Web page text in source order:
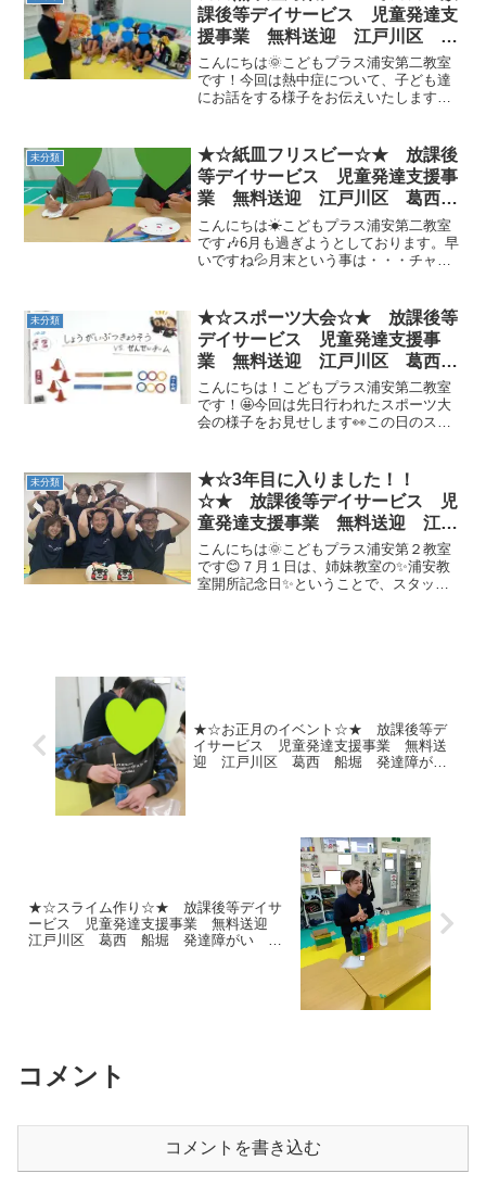
課後等デイサービス 児童発達支
援事業 無料送迎 江戸川区 葛
西 船堀 発達障がい 運動療
育 放デイ 児発 ADHD 自閉
症
こんにちは🌞こどもプラス浦安第二教室
です！今回は熱中症について、子ども達
にお話をする様子をお伝えいたします
や教室の温度管理などの様々な熱中症対
策をしております。今回...
未分類
★☆紙皿フリスビー☆★ 放課後
等デイサービス 児童発達支援事
業 無料送迎 江戸川区 葛西
船堀 発達障がい 運動療育 放
デイ 児発 ADHD 自閉症
こんにちは☀こどもプラス浦安第二教室
です🎶6月も過ぎようとしております。早
いですね💦月末という事は・・・チャレ
ルの玉乗り③大きいウシガエルのカップ
タッチです❣この日は、...
未分類
★☆スポーツ大会☆★ 放課後等
デイサービス 児童発達支援事
業 無料送迎 江戸川区 葛西
船堀 発達障がい 運動療育 放
デイ 児発 ADHD 自閉症
こんにちは！こどもプラス浦安第二教室
です！🤩今回は先日行われたスポーツ大
会の様子をお見せします👀この日のスポ
競走！子ども達はくじでどの先生と勝負
するのか決めるのでドキド...
未分類
★☆3年目に入りました！！
☆★ 放課後等デイサービス 児
童発達支援事業 無料送迎 江戸
川区 葛西 船堀 発達障がい
運動療育 放デイ 児発
ADHD 自閉症
こんにちは🌞こどもプラス浦安第２教室
です😊７月１日は、姉妹教室の✨浦安教
室開所記念日✨ということで、スタッフ
★☆お正月のイベント☆★ 放課後等デ
イサービス 児童発達支援事業 無料送
迎 江戸川区 葛西 船堀 発達障が
★☆スライム作り☆★ 放課後等デイサ
ービス 児童発達支援事業 無料送迎
江戸川区 葛西 船堀 発達障がい 運
コメント
コメントを書き込む